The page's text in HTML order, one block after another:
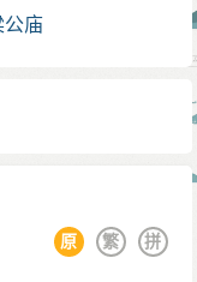
公庙
拼
繁
原